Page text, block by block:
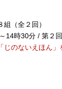
組（全２回）
14時30分 / 第２
のないえほん」